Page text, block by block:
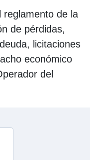
reglamento de la
de pérdidas,
licitaciones
económico
del